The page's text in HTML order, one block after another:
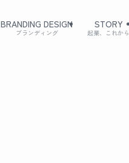
BRANDING DESIGN
ブランディング
STORY
起業、これから